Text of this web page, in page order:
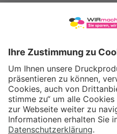
WIRmachenDRUCK GmbH
71522 Backnang
Tel.: +49 (0) 711 995 982 - 20
Fax: +49 (0) 711 995 982 - 21
SOCIAL MEDIA